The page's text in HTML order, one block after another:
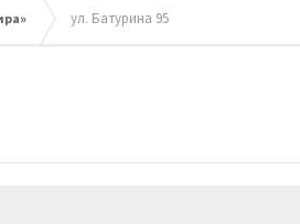
ул. Батурина 95